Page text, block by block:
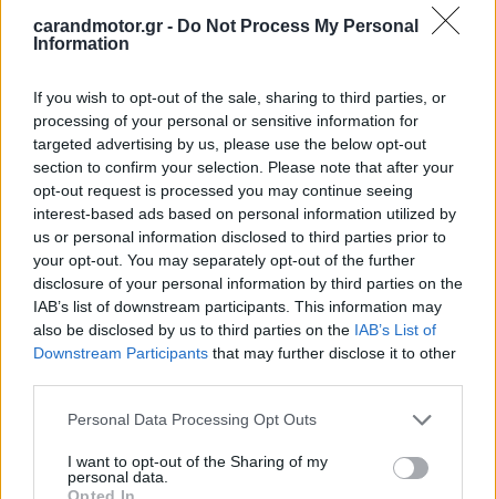
carandmotor.gr - Do Not Process My Personal
Information
If you wish to opt-out of the sale, sharing to third parties, or
processing of your personal or sensitive information for
targeted advertising by us, please use the below opt-out
section to confirm your selection. Please note that after your
opt-out request is processed you may continue seeing
interest-based ads based on personal information utilized by
us or personal information disclosed to third parties prior to
your opt-out. You may separately opt-out of the further
disclosure of your personal information by third parties on the
IAB’s list of downstream participants. This information may
also be disclosed by us to third parties on the IAB’s List of
Downstream Participants that may further disclose it to other
Please note that this website/app uses one or more Google
not limited to your visit or usage behaviour. You may click to
grant or deny consent to Google and its third-party tags to
Personal Data Processing Opt Outs
I want to opt-out of the Sharing of my
personal data.
Opted In
Η Ferrari πήρε τελευταία φορά τίτλο, το 2008 – στους
κατασκευαστές. Φέτος ήταν δεύτερη στη βαθμολογία, με
τονCharles Leclercδεύτερο στους οδηγούς.
Σύμφωνα με τον ιταλικό Τύπο, ο Vasseur σκοπεύει να
είναι αυτός που θα έχει το προβάδισμα έναντι τουCarlos